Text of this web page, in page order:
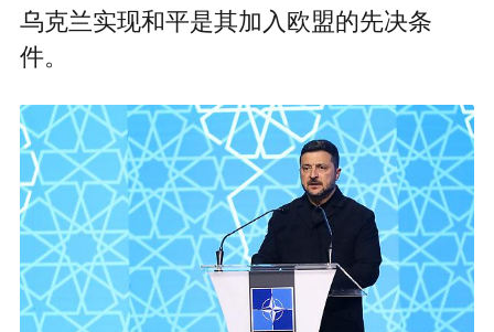
乌克兰实现和平是其加入欧盟的先决条
件。